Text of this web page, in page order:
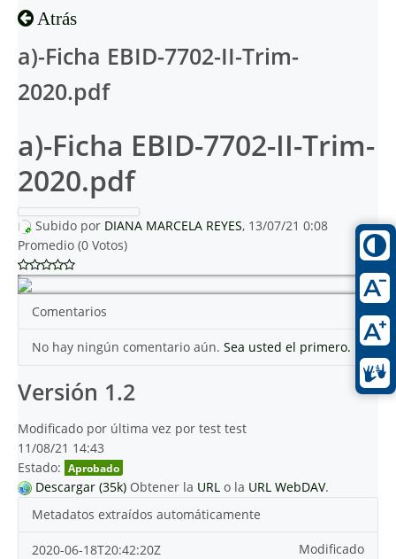
Atrás
a)-Ficha EBID-7702-II-Trim-
2020.pdf
a)-Ficha EBID-7702-II-Trim-
2020.pdf
Subido por DIANA MARCELA REYES, 13/07/21 0:08
Promedio (0 Votos)
Comentarios
No hay ningún comentario aún. Sea usted el primero.
Versión 1.2
Modificado por última vez por test test
11/08/21 14:43
Estado: Aprobado
Descargar (35k) Obtener la URL o la URL WebDAV.
Metadatos extraídos automáticamente
Modificado
2020-06-18T20:42:20Z